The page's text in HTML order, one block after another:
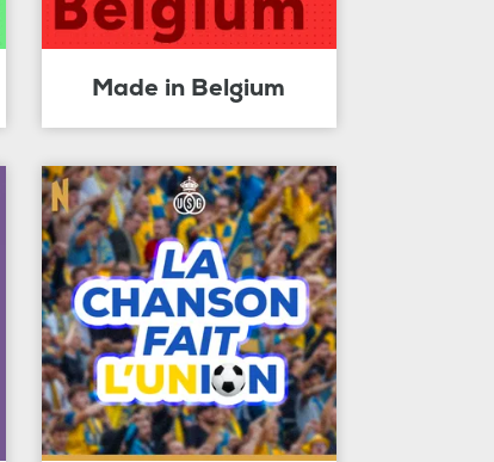
Made in Belgium